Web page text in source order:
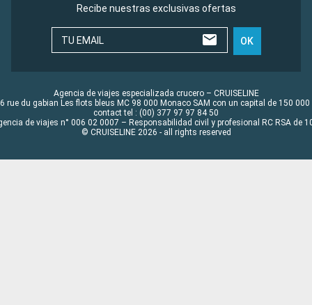
Recibe nuestras exclusivas ofertas
TU EMAIL OK
Agencia de viajes especializada crucero – CRUISELINE
rue du gabian Les flots bleus MC 98 000 Monaco SAM con un capital de 150 000
contact tel : (00) 377 97 97 84 50
de viajes n° 006 02 0007 – Responsabilidad civil y profesional RC RSA de
© CRUISELINE 2026 - all rights reserved